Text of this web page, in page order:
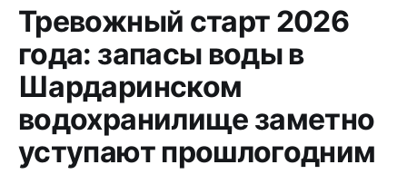
Тревожный старт 2026
года: запасы воды в
Шардаринском
водохранилище заметно
уступают прошлогодним